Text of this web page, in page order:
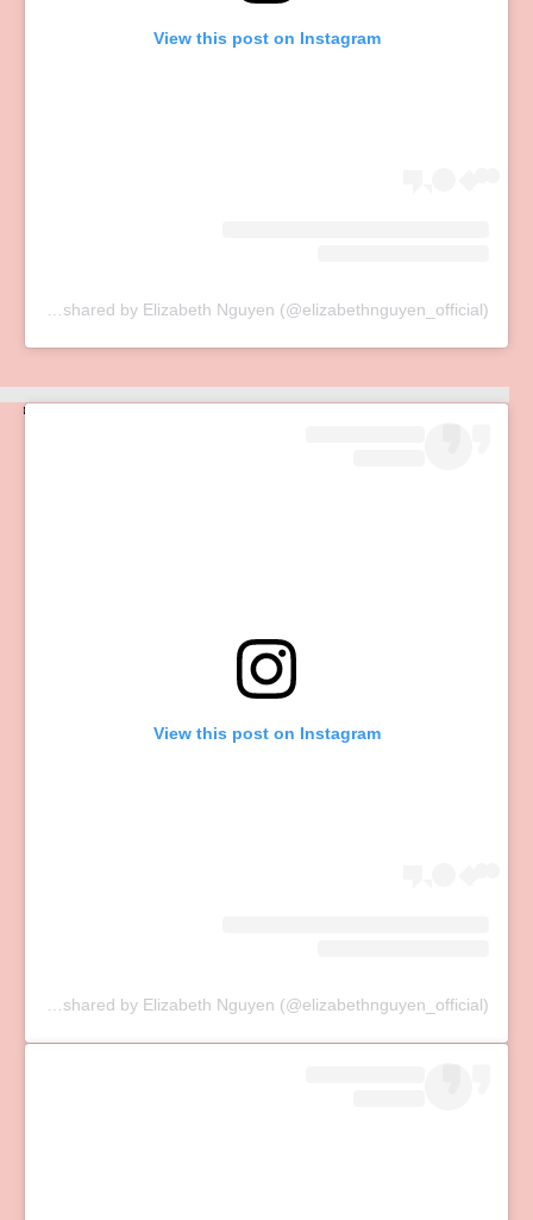
View this post on Instagram
View this post on Instagram